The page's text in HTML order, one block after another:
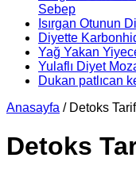
Sebep
Isırgan Otunun
Diyette
Yağ Yakan
Yulaflı Diyet
Dukan patlıcan
Anasayfa / Detoks
Detoks